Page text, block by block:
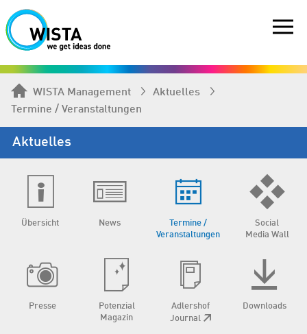
WISTA Management
Aktuelles
Termine / Veranstaltungen
Aktuelles
Übersicht News
Termine /
Veranstaltungen
Social
Media Wall
Presse
Potenzial
Magazin
Adlershof
Journal
Downloads